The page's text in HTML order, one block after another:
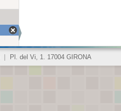
Pl. del Vi, 1. 17004 GIRONA